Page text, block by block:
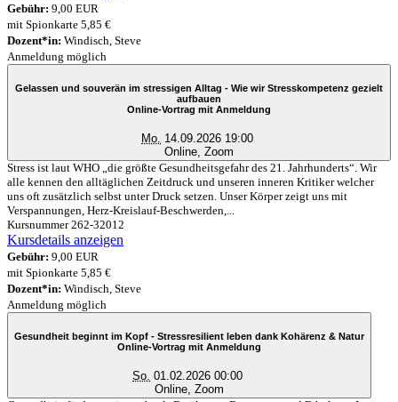
Gebühr: 9,00 EUR
mit Spionkarte 5,85 €
Dozent*in: Windisch, Steve
Anmeldung möglich
Gelassen und souverän im stressigen Alltag - Wie wir Stresskompetenz gezielt
aufbauen
Online-Vortrag mit Anmeldung
Mo. 14.09.2026 19:00
Online, Zoom
Stress ist laut WHO „die größte Gesundheitsgefahr des 21. Jahrhunderts“. Wir
alle kennen den alltäglichen Zeitdruck und unseren inneren Kritiker welcher
uns oft zusätzlich selbst unter Druck setzen. Unser Körper zeigt uns mit
Verspannungen, Herz-Kreislauf-Beschwerden,...
Kursnummer 262-32012
Kursdetails anzeigen
Gebühr: 9,00 EUR
mit Spionkarte 5,85 €
Dozent*in: Windisch, Steve
Anmeldung möglich
Gesundheit beginnt im Kopf - Stressresilient leben dank Kohärenz & Natur
Online-Vortrag mit Anmeldung
So. 01.02.2026 00:00
Online, Zoom